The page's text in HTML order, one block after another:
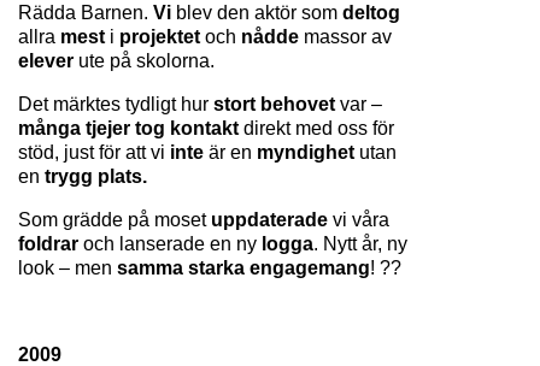
Rädda Barnen. Vi blev den aktör som
allra mest i projektet och nådde
elever ute på skolorna.
Det märktes tydligt hur stort behovet
många tjejer tog kontakt direkt med oss för
stöd, just för att vi inte är en myndighet utan
en trygg plats.
Som grädde på moset uppdaterade
foldrar och lanserade en ny logga. Nytt år, ny
look – men samma starka engagemang! ??
2009